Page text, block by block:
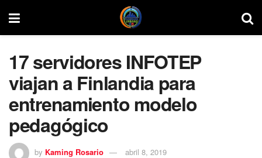
17 servidores INFOTEP
viajan a Finlandia para
entrenamiento modelo
pedagógico
by Kaming Rosario abril 8, 2019